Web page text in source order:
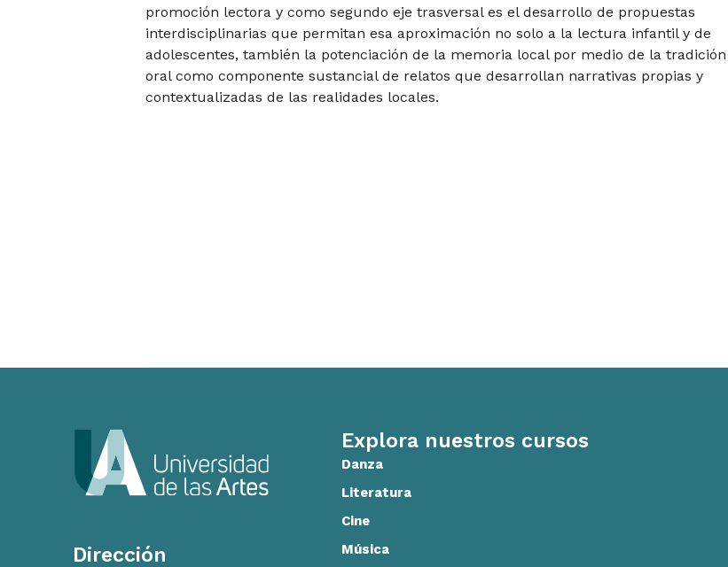
promoción lectora y como segundo eje trasversal es el desarrollo de propuestas
interdisciplinarias que permitan esa aproximación no solo a la lectura infantil y de
adolescentes, también la potenciación de la memoria local por medio de la tradición
oral como componente sustancial de relatos que desarrollan narrativas propias y
contextualizadas de las realidades locales.
Dirección
Explora nuestros cursos
Danza
Literatura
Cine
Música